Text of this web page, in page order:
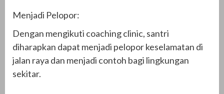
Menjadi Pelopor:
Dengan mengikuti coaching clinic, santri
diharapkan dapat menjadi pelopor keselamatan di
jalan raya dan menjadi contoh bagi lingkungan
sekitar.